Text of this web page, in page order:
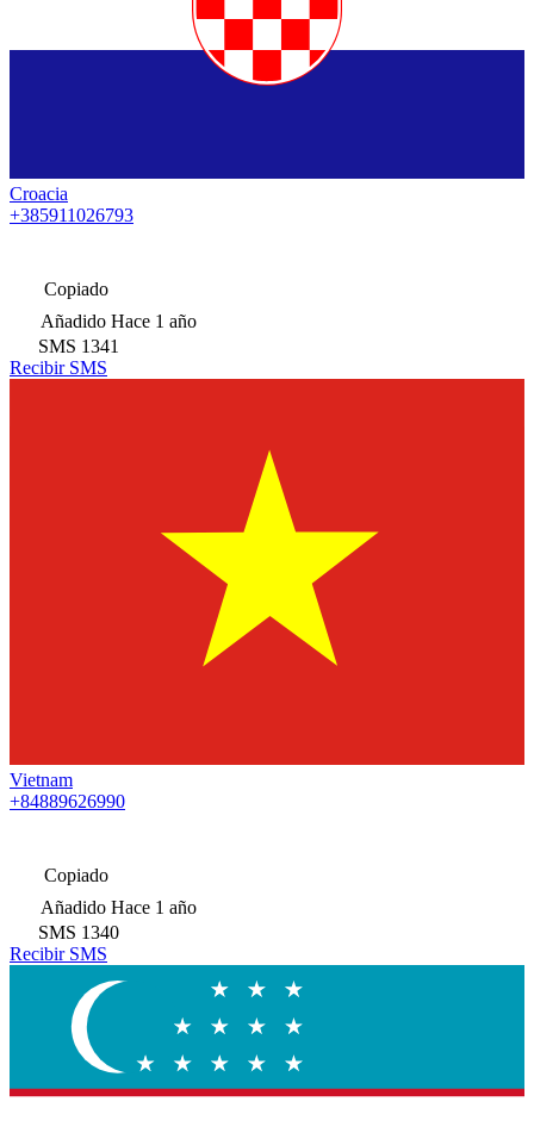
Croacia
+385911026793
Copiado
Añadido Hace 1 año
SMS 1341
Recibir SMS
Vietnam
+84889626990
Copiado
Añadido Hace 1 año
SMS 1340
Recibir SMS